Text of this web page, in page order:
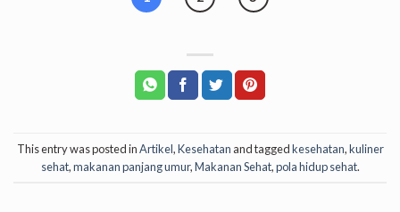
This entry was posted inArtikel,Kesehatan and taggedkesehatan,kuliner
sehat,makanan panjang umur,Makanan Sehat,pola hidup sehat.